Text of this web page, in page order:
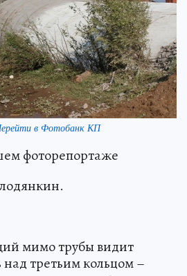
в Фотобанк КП
фоторепортаже
мимо трубы видит
третьим кольцом –